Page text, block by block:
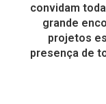
convidam
grande
projetos
presença de